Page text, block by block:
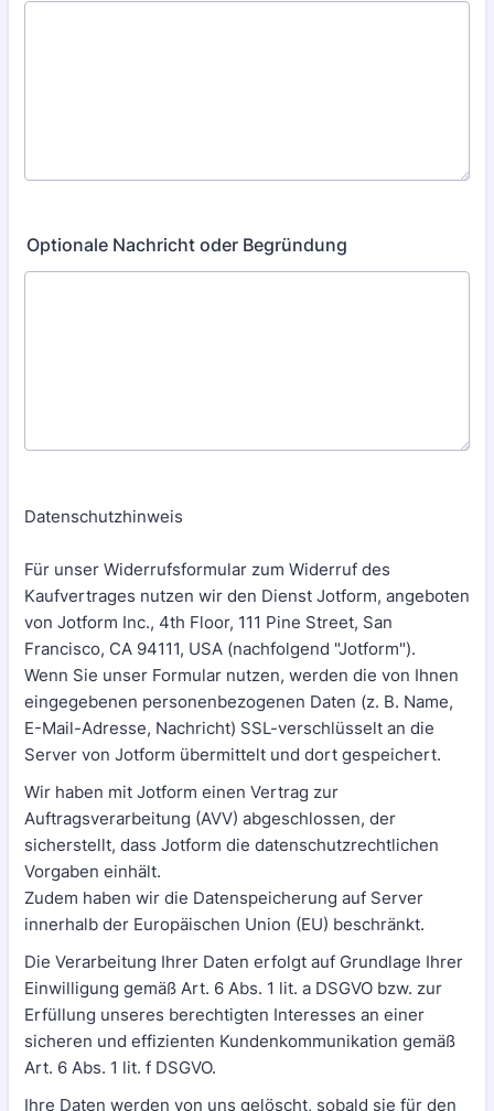
Optionale Nachricht oder Begründung
Datenschutzhinweis
Für unser Widerrufsformular zum Widerruf des
Kaufvertrages nutzen wir den Dienst Jotform, angeboten
von Jotform Inc., 4th Floor, 111 Pine Street, San
Francisco, CA 94111, USA (nachfolgend "Jotform").
Wenn Sie unser Formular nutzen, werden die von Ihnen
eingegebenen personenbezogenen Daten (z. B. Name,
E-Mail-Adresse, Nachricht) SSL-verschlüsselt an die
Server von Jotform übermittelt und dort gespeichert.
Wir haben mit Jotform einen Vertrag zur
Auftragsverarbeitung (AVV) abgeschlossen, der
sicherstellt, dass Jotform die datenschutzrechtlichen
Vorgaben einhält.
Zudem haben wir die Datenspeicherung auf Server
innerhalb der Europäischen Union (EU) beschränkt.
Die Verarbeitung Ihrer Daten erfolgt auf Grundlage Ihrer
Einwilligung gemäß Art. 6 Abs. 1 lit. a DSGVO bzw. zur
Erfüllung unseres berechtigten Interesses an einer
sicheren und effizienten Kundenkommunikation gemäß
Art. 6 Abs. 1 lit. f DSGVO.
Ihre Daten werden von uns gelöscht, sobald sie für den